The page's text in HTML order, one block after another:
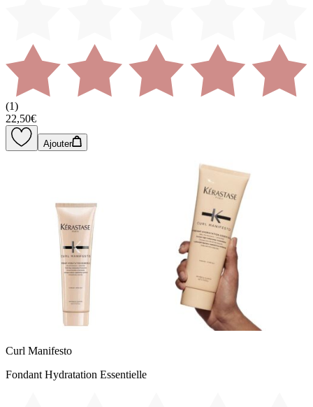
(1)
22,50€
Ajouter
Curl Manifesto
Fondant Hydratation Essentielle